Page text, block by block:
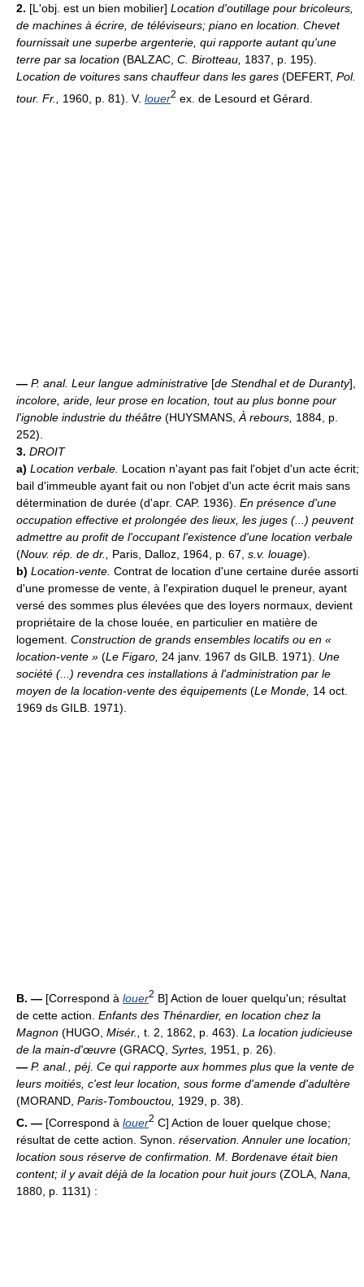
2. [L'obj. est un bien mobilier] Location d'outillage pour bricoleurs,
de machines à écrire, de téléviseurs; piano en location. Chevet
fournissait une superbe argenterie, qui rapporte autant qu'une
terre par sa location (BALZAC, C. Birotteau, 1837, p. 195).
Location de voitures sans chauffeur dans les gares (DEFERT, Pol.
tour. Fr., 1960, p. 81). V. louer2 ex. de Lesourd et Gérard.
— P. anal. Leur langue administrative [de Stendhal et de Duranty],
incolore, aride, leur prose en location, tout au plus bonne pour
l'ignoble industrie du théâtre (HUYSMANS,À rebours, 1884, p.
252).
3. DROIT
a) Location verbale. Location n'ayant pas fait l'objet d'un acte écrit;
bail d'immeuble ayant fait ou non l'objet d'un acte écrit mais sans
détermination de durée (d'apr. CAP. 1936). En présence d'une
occupation effective et prolongée des lieux, les juges (...) peuvent
admettre au profit de l'occupant l'existence d'une location verbale
(Nouv. rép. de dr., Paris, Dalloz, 1964, p. 67, s.v. louage).
b) Location-vente. Contrat de location d'une certaine durée assorti
d'une promesse de vente, à l'expiration duquel le preneur, ayant
versé des sommes plus élevées que des loyers normaux, devient
propriétaire de la chose louée, en particulier en matière de
logement. Construction de grands ensembles locatifs ou en «
location-vente » (Le Figaro, 24 janv. 1967 ds GILB. 1971). Une
société (...) revendra ces installations à l'administration par le
moyen de la location-vente des équipements (Le Monde, 14 oct.
1969 ds GILB. 1971).
B. — [Correspond à louer2 B] Action de louer quelqu'un; résultat
de cette action. Enfants des Thénardier, en location chez la
Magnon (HUGO, Misér., t. 2, 1862, p. 463). La location judicieuse
de la main-d'œuvre (GRACQ, Syrtes, 1951, p. 26).
— P. anal., péj. Ce qui rapporte aux hommes plus que la vente de
leurs moitiés, c'est leur location, sous forme d'amende d'adultère
(MORAND, Paris-Tombouctou, 1929, p. 38).
C. — [Correspond à louer2 C] Action de louer quelque chose;
résultat de cette action. Synon. réservation. Annuler une location;
location sous réserve de confirmation. M. Bordenave était bien
content; il y avait déjà de la location pour huit jours (ZOLA, Nana,
1880, p. 1131) :